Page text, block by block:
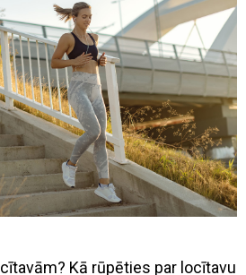
Kā rūpēties par locītavu